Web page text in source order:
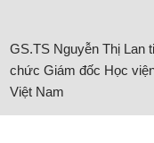
GS.TS Nguyễn Thị Lan
chức Giám đốc Học
Việt Nam